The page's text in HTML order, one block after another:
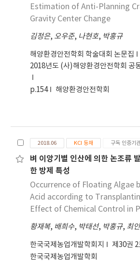
Estimation of Anti-Planning
Gravity Center Change
김정은, 오우준, 나현호, 박홍규
해양환경안전학회 학술대회 논문집
2018년도 (사)해양환경안전학회 공
p.154 해양환경안전학회
2018.06 KCI 등재 구독 인증기
벼 이앙기별 인산에 의한 논조류
한 방제 특성
Occurrence of Floating Algae
Acid according to
Effect of Chemical Control in
황재복, 배희수, 박태선, 박홍규, 최
한국국제농업개발학회지 제30권 2
한국국제농업개발학회